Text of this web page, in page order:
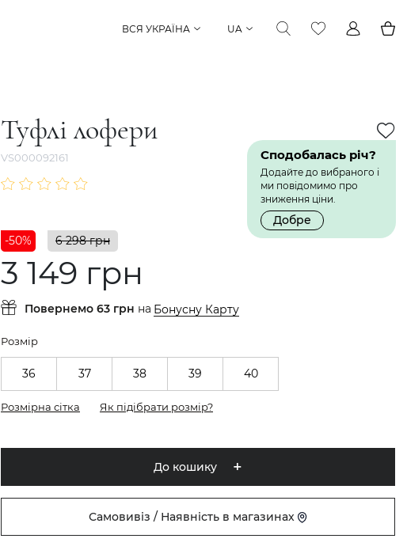
ВСЯ УКРАЇНА UA
Туфлі лофери
VS000092161 Сподобалась річ?
Додайте до вибраного і
ми повідомимо про
зниження ціни.
Добре
-50%
6 298 грн
3 149 грн
Повернемо 63 грн на Бонусну Карту
Розмір
36 37 38 39 40
Розмірна сітка Як підібрати розмір?
До кошику
Самовивіз / Наявність в магазинах